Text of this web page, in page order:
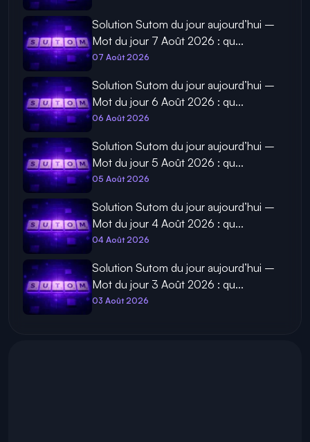
Solution Sutom du jour aujourd’hui –
Mot du jour 7 Août 2026 : qu...
07 Août 2026
Solution Sutom du jour aujourd’hui –
Mot du jour 6 Août 2026 : qu...
06 Août 2026
Solution Sutom du jour aujourd’hui –
Mot du jour 5 Août 2026 : qu...
05 Août 2026
Solution Sutom du jour aujourd’hui –
Mot du jour 4 Août 2026 : qu...
04 Août 2026
Solution Sutom du jour aujourd’hui –
Mot du jour 3 Août 2026 : qu...
03 Août 2026